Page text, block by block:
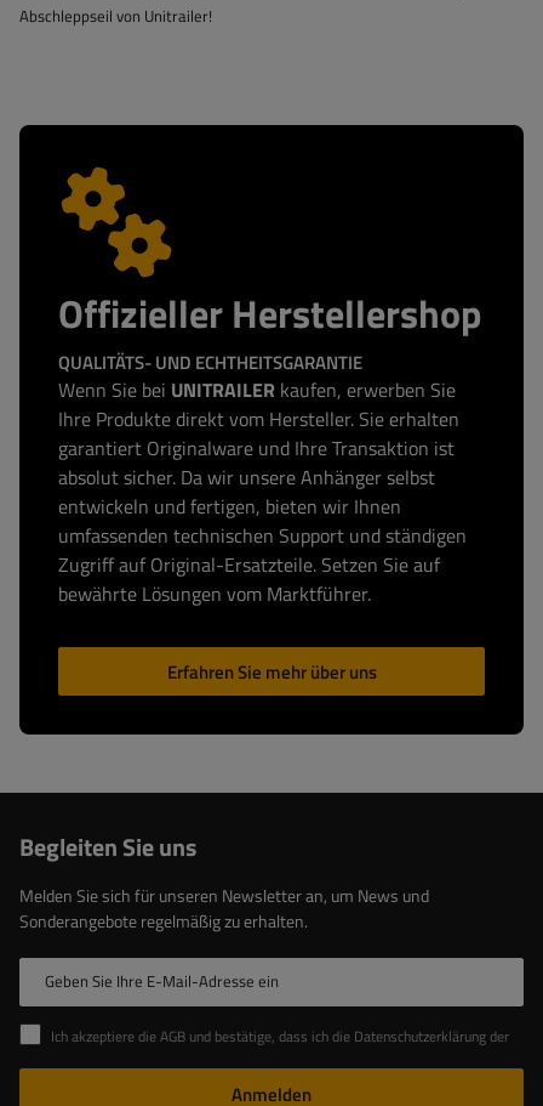
Abschleppseil von Unitrailer!
Offizieller Herstellershop
QUALITÄTS- UND ECHTHEITSGARANTIE
Wenn Sie bei UNITRAILER kaufen, erwerben Sie
Ihre Produkte direkt vom Hersteller. Sie erhalten
garantiert Originalware und Ihre Transaktion ist
absolut sicher. Da wir unsere Anhänger selbst
entwickeln und fertigen, bieten wir Ihnen
umfassenden technischen Support und ständigen
Zugriff auf Original-Ersatzteile. Setzen Sie auf
bewährte Lösungen vom Marktführer.
Erfahren Sie mehr über uns
Begleiten Sie uns
Melden Sie sich für unseren Newsletter an, um News und
Sonderangebote regelmäßig zu erhalten.
Geben Sie Ihre E-Mail-Adresse ein
Ich akzeptiere die AGB und bestätige, dass ich die Datenschutzerklärung der Website zur Kenntnis genommen habe
Anmelden